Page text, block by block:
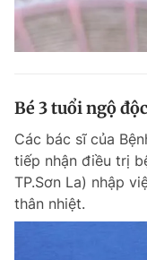
Bé 3 tuổi ngộ
Các bác sĩ của
tiếp nhận điều trị
TP.Sơn La) nhập
thân nhiệt.